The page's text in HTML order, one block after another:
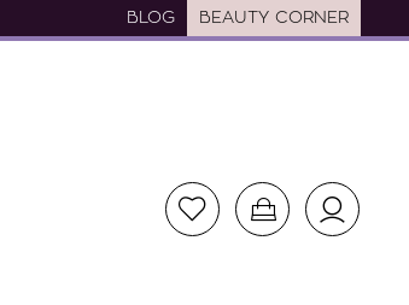
BLOG BEAUTY CORNER